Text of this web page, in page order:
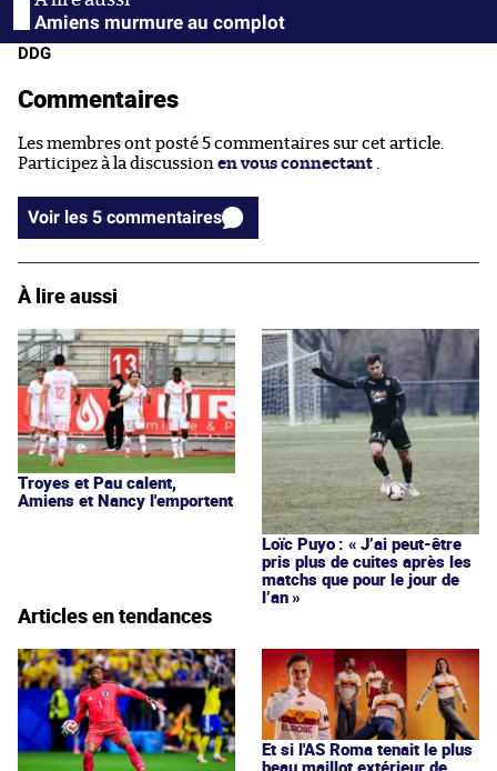
Amiens murmure au complot
DDG
Commentaires
Les membres ont posté 5 commentaires sur cet article.
Participez à la discussion en vous connectant
Voir les 5 commentaires
À lire aussi
Troyes et Pau calent,
Amiens et Nancy l'emportent
Loïc Puyo : « J’ai peut-être
pris plus de cuites après les
matchs que pour le jour de
l’an »
Articles en tendances
Et si l'AS Roma tenait le plus
beau maillot extérieur de